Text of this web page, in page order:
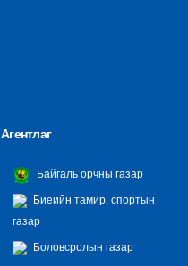
Агентлаг
Байгаль орчны газар
Биеийн тамир, спортын
газар
Боловсролын газар